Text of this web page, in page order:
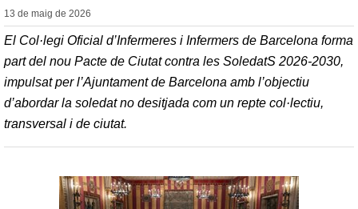
13 de maig de 2026
El Col·legi Oficial d’Infermeres i Infermers de Barcelona forma
part del nou Pacte de Ciutat contra les SoledatS 2026-2030,
impulsat per l’Ajuntament de Barcelona amb l’objectiu
d’abordar la soledat no desitjada com un repte col·lectiu,
transversal i de ciutat.